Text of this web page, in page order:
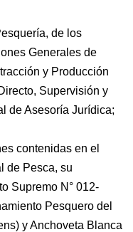
de los
Generales de
y Producción
Supervisión y
de Asesoría Jurídica;
contenidas en el
de Pesca, su
Supremo N° 012-
Pesquero del
y Anchoveta Blanca